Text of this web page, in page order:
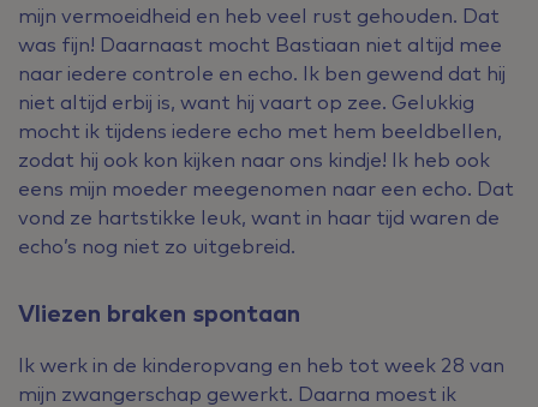
mijn vermoeidheid en heb veel rust gehouden. Dat
was fijn! Daarnaast mocht Bastiaan niet altijd mee
naar iedere controle en echo. Ik ben gewend dat hij
niet altijd erbij is, want hij vaart op zee. Gelukkig
mocht ik tijdens iedere echo met hem beeldbellen,
zodat hij ook kon kijken naar ons kindje! Ik heb ook
eens mijn moeder meegenomen naar een echo. Dat
vond ze hartstikke leuk, want in haar tijd waren de
echo’s nog niet zo uitgebreid.
Vliezen braken spontaan
Ik werk in de kinderopvang en heb tot week 28 van
mijn zwangerschap gewerkt. Daarna moest ik